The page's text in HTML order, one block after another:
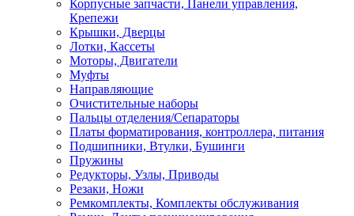
Корпусные запчасти, Панели управления,
Крепежи
Крышки, Дверцы
Лотки, Кассеты
Моторы, Двигатели
Муфты
Направляющие
Очистительные наборы
Пальцы отделения/Сепараторы
Платы форматирования, контроллера, питания
Подшипники, Втулки, Бушинги
Пружины
Редукторы, Узлы, Приводы
Резаки, Ножи
Ремкомплекты, Комплекты обслуживания